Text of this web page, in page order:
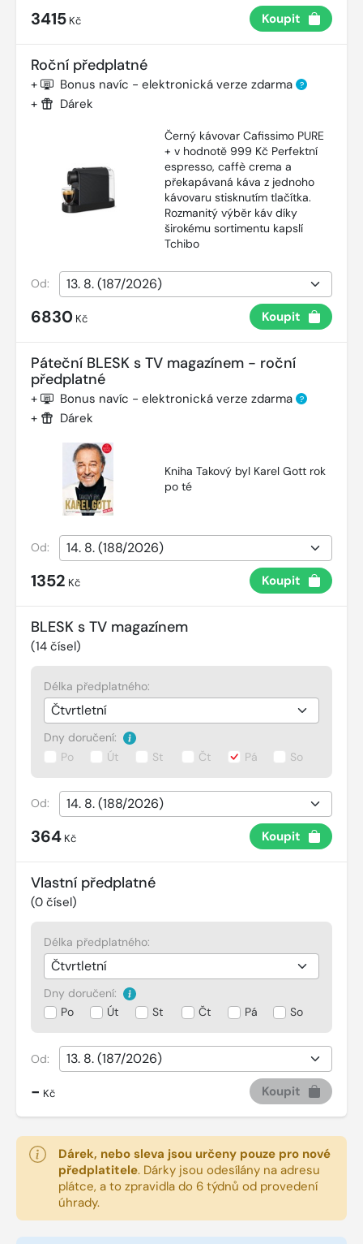
3415 Kč Koupit
Roční předplatné
+ Bonus navíc - elektronická verze zdarma ?
+ Dárek
Černý kávovar Cafissimo PURE
+ v hodnotě 999 Kč Perfektní
espresso, caffè crema a
překapávaná káva z jednoho
kávovaru stisknutím tlačítka.
Rozmanitý výběr káv díky
širokému sortimentu kapslí
Tchibo
Od:
6830 Kč Koupit
Páteční BLESK s TV magazínem - roční
předplatné
+ Bonus navíc - elektronická verze zdarma ?
+ Dárek
Kniha Takový byl Karel Gott rok
po té
Od:
1352 Kč Koupit
BLESK s TV magazínem
(14 čísel)
Délka předplatného:
Dny doručení:
Po
Út St Čt Pá So
Od:
364 Kč Koupit
Vlastní předplatné
(0 čísel)
Délka předplatného:
Dny doručení:
Po
Út St Čt Pá So
Od:
- Kč Koupit
Dárek, nebo sleva jsou určeny pouze pro nové
předplatitele. Dárky jsou odesílány na adresu
plátce, a to zpravidla do 6 týdnů od provedení
úhrady.